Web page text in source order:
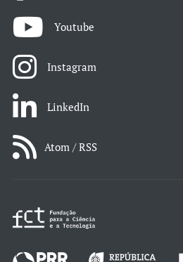
Youtube
Instagram
LinkedIn
Atom / RSS